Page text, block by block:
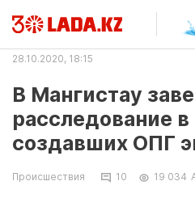
28.10.2020, 18:15
В Мангистау
расследование
создавших ОПГ
Происшествия 10 19 034